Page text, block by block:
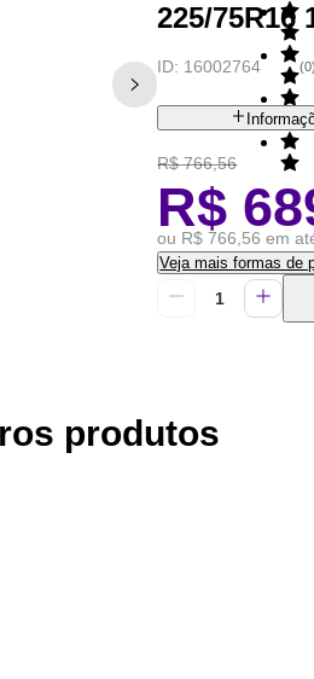
225/75R16
ID: 16002764 (0)
R$ 766,56
R$
ou R$ 766,56 em
Veja mais formas de
produtos